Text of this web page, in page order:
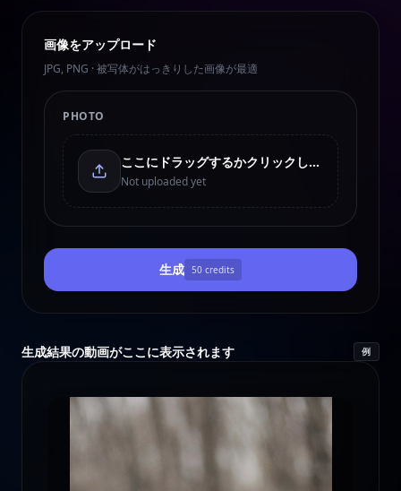
画像をアップロード
JPG, PNG · 被写体がはっきりした画像が最適
PHOTO
ここにドラッグするかクリックしてアップロード
Not uploaded yet
生成 50 credits
生成結果の動画がここに表示されます 例